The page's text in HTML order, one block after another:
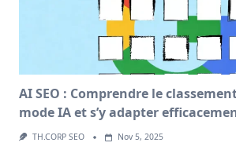
AI SEO : Comprendre le
mode IA et s’y adapter
TH.CORP SEO Nov 5, 2025